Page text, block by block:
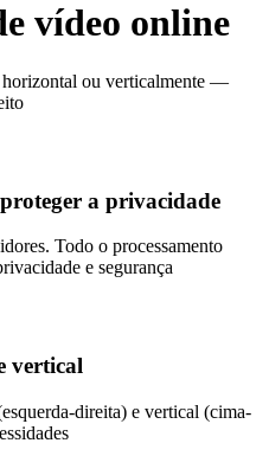
vídeo online
ou verticalmente —
a privacidade
Todo o processamento
e segurança
vertical
direita) e vertical (cima-